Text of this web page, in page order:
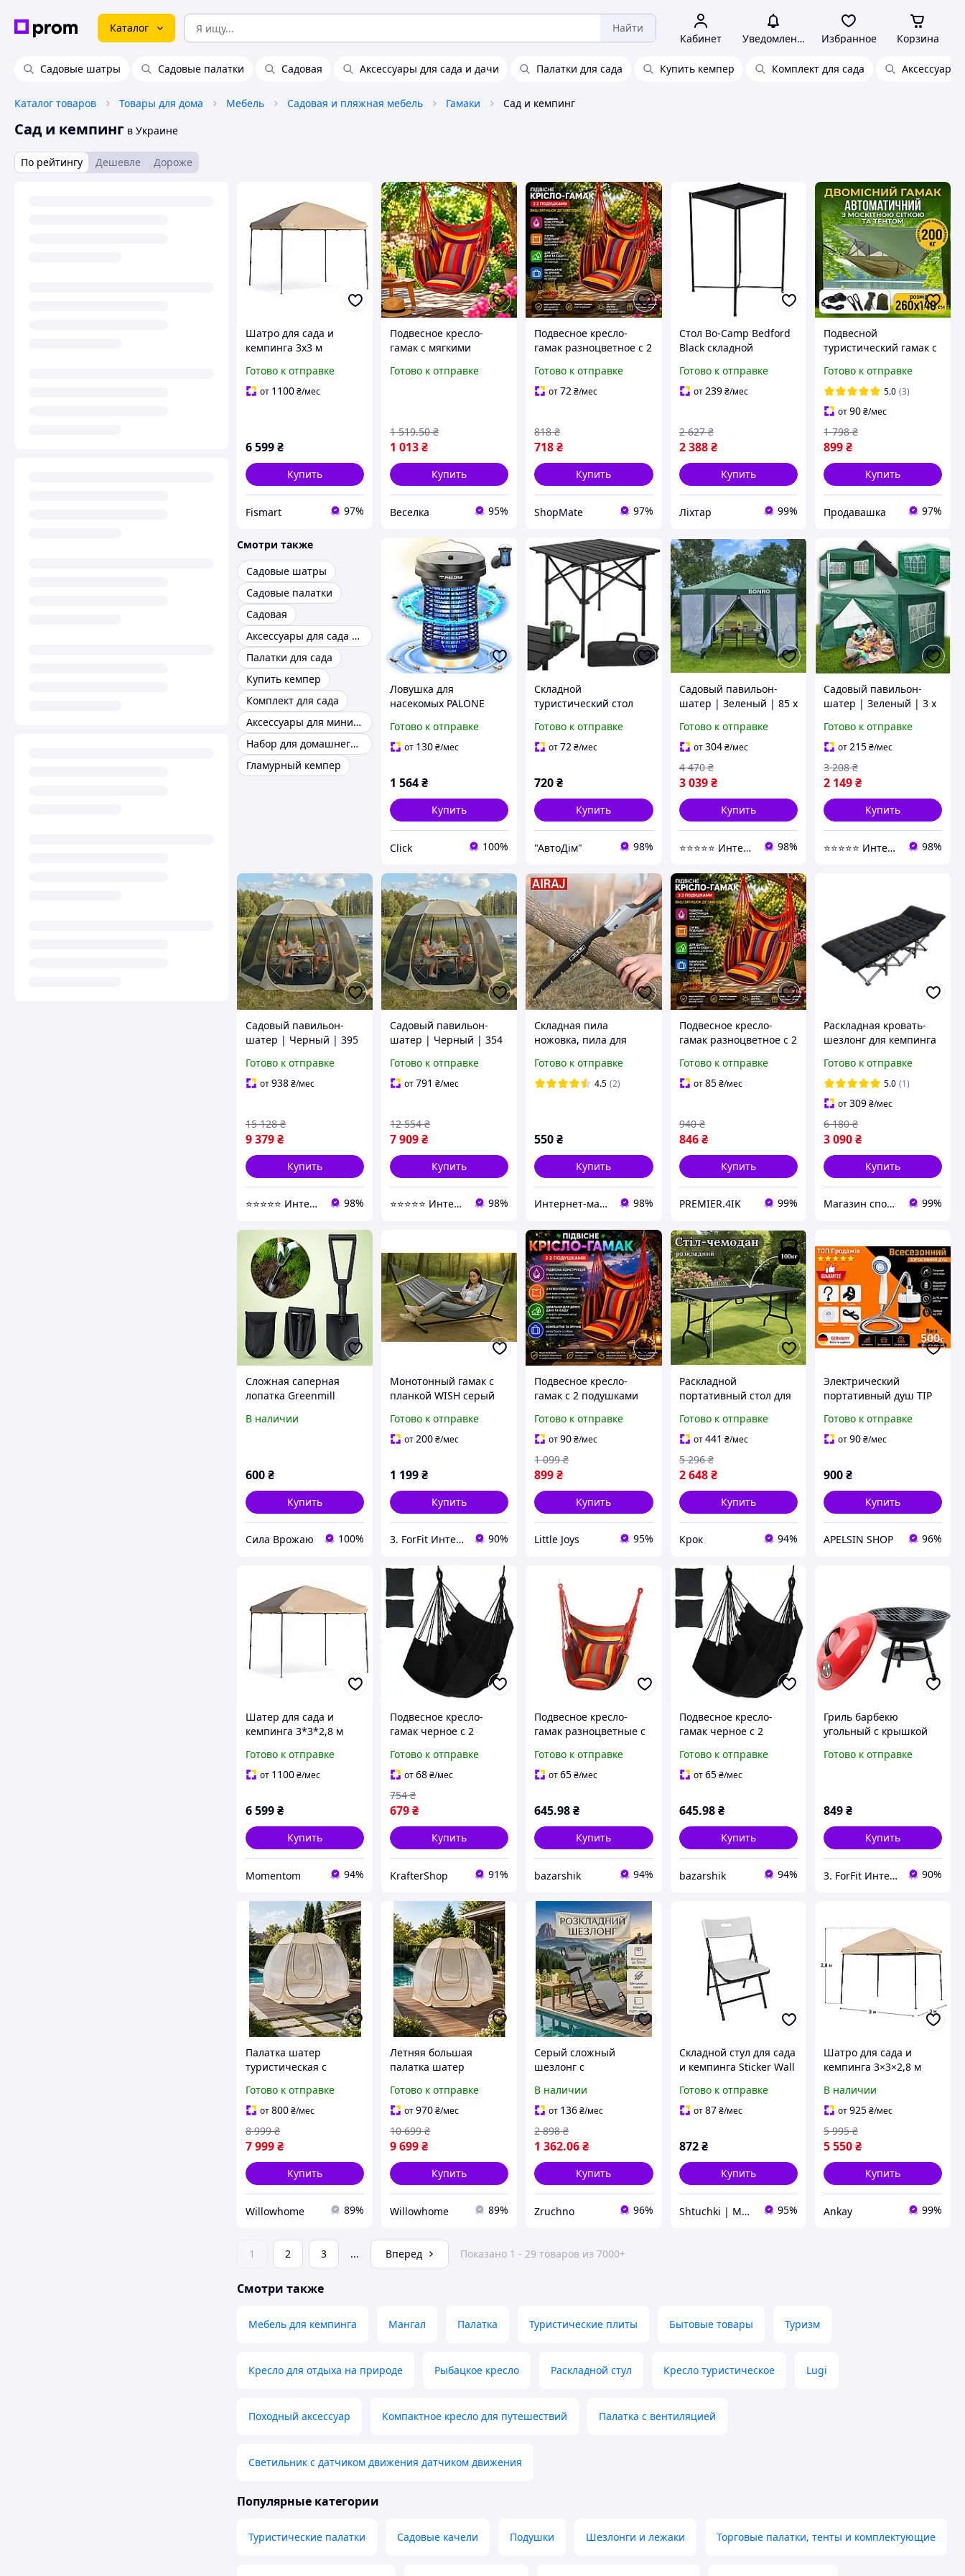
Каталог Найти
Кабинет Уведомления Избранное Корзина
Садовые шатры Садовые палатки Садовая Аксессуары для сада и дачи Палатки для сада Купить кемпер Комплект для сада Аксессуары
Каталог товаров Товары для дома Мебель Садовая и пляжная мебель Гамаки Сад и кемпинг
Сад и кемпинг в Украине
По рейтингу Дешевле Дороже
Шатро для сада и
кемпинга 3х3 м
кемпинг рыбалка
природа отдых SJ-0117
Готово к отправке
от 1100₴/мес
6 599₴
Купить
Fismart 97%
Подвесное кресло-
гамак с мягкими
сада кемпинга и
Готово к отправке
1 013₴
1 519.50 ₴
Купить
Веселка 95%
Подвесное кресло-
гамак разноцветное с 2
кресло для отдыха, сна,
дачи, сада, кемпинга и
Готово к отправке
от72₴/мес
718₴
818 ₴
Купить
ShopMate 97%
Стол Bo-Camp Bedford
Black складной
кемпинга и барбекю до
15 кг [4760-liht]
Готово к отправке
от239 ₴/мес
2 388 ₴
2 627 ₴
Купить
Ліхтар 99%
Подвесной
туристический гамак с
сеткой 260х140см до
200кг походный для
кемпинга и сада
навесной
Готово к отправке
5.0 (3)
от90₴/мес
899₴
1 798 ₴
Купить
Продавашка 97%
Смотри также
Садовые шатры
Садовые палатки
Садовая
Аксессуары для сада и дачи
Палатки для сада
Купить кемпер
Комплект для сада
Аксессуары для мини сада
Набор для домашнего садоводства
Гламурный кемпер
Ловушка для
насекомых PALONE
4500В с LED подсветкой
IPX4 черная для сада и
Готово к отправке
от 130₴/мес
1 564₴
Купить
Click 100%
Складной
туристический стол
балкона и кемпинга 54
x 50.5 x 49.5 см + чехол
Готово к отправке
от72₴/мес
720₴
Купить
"АвтоДім" 98%
Садовый павильон-
шатер | Зеленый | 85 x
| складная
конструкция | Bonro |
для дачи, сада,
кемпинга и отдыха
Готово к отправке
от304 ₴/мес
3 039 ₴
4 470 ₴
Купить
⭐️⭐️⭐️⭐️⭐️ Интернет-магазин "BORO" 98%
Садовый павильон-
шатер | Зеленый | 3 x
конструкция | Bonro |
для дачи, сада,
кемпинга и отдыха на
природе
Готово к отправке
от215₴/мес
2 149₴
3 208 ₴
Купить
⭐️⭐️⭐️⭐️⭐️ Интернет-магазин "BORO" 98%
Садовый павильон-
шатер | Черный | 395
| Cama
ME.CAMA/390/BZ/CZ/T/
Готово к отправке
от938₴/мес
9 379₴
15 128 ₴
Купить
⭐️⭐️⭐️⭐️⭐️ Интернет-магазин "BORO" 98%
Садовый павильон-
шатер | Черный | 354
ME.CAMA/350/BZ/CZ/T/
OGR/P | для дачи, сада,
Готово к отправке
от791 ₴/мес
7 909₴
12 554 ₴
Купить
⭐️⭐️⭐️⭐️⭐️ Интернет-магазин "BORO" 98%
Складная пила
ножовка, пила для
Готово к отправке
4.5 (2)
550₴
Купить
Интернет-магазин «Gadgetarium» 98%
Подвесное кресло-
гамак разноцветное с 2
кресло для отдыха, сна,
дачи, сада, кемпинга и
Готово к отправке
от85 ₴/мес
846 ₴
940 ₴
Купить
PREMIER.4IK 99%
Раскладная кровать-
шезлонг для кемпинга
S04-PP лежак для сада
и путешествий чехол +
матрас 190×70×35 см
Черный
Готово к отправке
5.0 (1)
от309₴/мес
3 090₴
6 180 ₴
Купить
Магазин спортивных товаров "PLANETSPORT" 99%
Сложная саперная
лопатка Greenmill
сада, кемпинга и авто
В наличии
600₴
Купить
Сила Врожаю 100%
Монотонный гамак с
планкой WISH серый
200х150 см WCG серый
для дома, улицы, сада
до 150 кг
Готово к отправке
от200₴/мес
1 199₴
Купить
3. ForFit Интернет-магазин спортивных товаров 90%
Подвесное кресло-
гамак с 2 подушками
дачи Гамак для отдыха
Гамак для кемпинга
Готово к отправке
от90₴/мес
899₴
1 099 ₴
Купить
Little Joys 95%
Раскладной
портативный стол для
чемодан для дачи
кемпинга и пикника
трансформер
Готово к отправке
от441 ₴/мес
2 648 ₴
5 296 ₴
Купить
Крок 94%
Электрический
портативный душ TIP
душ с USB зарядкой и
погружным насосом
сада и го
Готово к отправке
от90₴/мес
900₴
Купить
APELSIN SHOP 96%
Шатер для сада и
кемпинга 3*3*2,8 м
Готово к отправке
от 1100₴/мес
6 599₴
Купить
Momentom 94%
Подвесное кресло-
гамак черное с 2
кресло для отдыха, сна,
дачи, сада, балкона,
кемпинга и открытого
воздуха
Готово к отправке
от68₴/мес
679₴
754 ₴
Купить
KrafterShop 91%
Подвесное кресло-
гамак разноцветные с
кресло для отдыха, сна,
дачи, сада, кемпинга и
Готово к отправке
от65₴/мес
645.98₴
Купить
bazarshik 94%
Подвесное кресло-
гамак черное с 2
кресло для отдыха, сна,
дачи, сада, балкона,
воздуха
Готово к отправке
от65 ₴/мес
645.98 ₴
Купить
bazarshik 94%
Гриль барбекю
угольный с крышкой
ножках для улицы.
Готово к отправке
849₴
Купить
3. ForFit Интернет-магазин спортивных товаров 90%
Палатка шатер
туристическая с
летняя большая легкая
палатка для отдыха
кемпинга сада и дачи
Готово к отправке
от800₴/мес
7 999₴
8 999 ₴
Купить
Willowhome 89%
Летняя большая
палатка шатер
москитной сеткой
большая легкая
палатка для отдыха
кемпинга сада и дачи
Готово к отправке
от970₴/мес
9 699₴
10 699 ₴
Купить
Willowhome 89%
Серый сложный
шезлонг с
кемпинга и сада,
комфортный лежак для
отдыха на природе с
нагрузкой до 120 кг
В наличии
от 136₴/мес
1 362.06₴
2 898 ₴
Купить
Zruchno 96%
Складной стул для сада
и кемпинга Sticker Wall
Готово к отправке
от87 ₴/мес
872 ₴
Купить
Shtuchki | Магазин полезных штучек 95%
Шатро для сада и
кемпинга 3×3×2,8 м
отдыха, пикника, дачи
и мероприятий
В наличии
от925₴/мес
5 550₴
5 995 ₴
Купить
Ankay 99%
1 2 3 ... Вперед Показано 1 - 29 товаров из 7000+
Смотри также
Мебель для кемпинга Мангал Палатка Туристические плиты Бытовые товары Туризм
Кресло для отдыха на природе Рыбацкое кресло Раскладной стул Кресло туристическое Lugi
Походный аксессуар Компактное кресло для путешествий Палатка с вентиляцией
Светильник с датчиком движения датчиком движения
Популярные категории
Туристические палатки Садовые качели Подушки Шезлонги и лежаки Торговые палатки, тенты и комплектующие